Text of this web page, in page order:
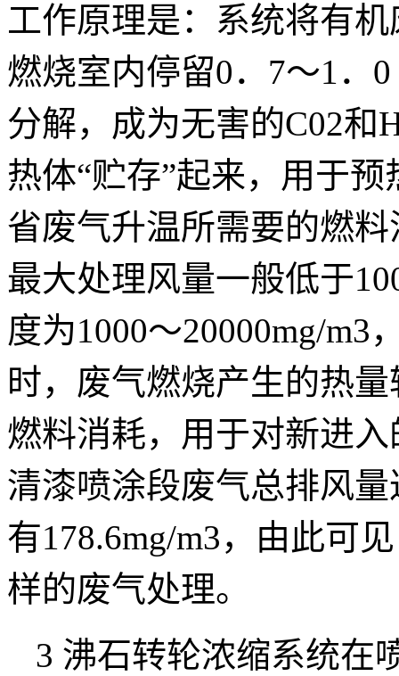
工作原理是：系统将有
燃烧室内停留0．7～1．
分解，成为无害的C02和
热体“贮存”起来，用于
省废气升温所需要的燃
最大处理风量一般低于
度为1000～20000mg/m3
时，废气燃烧产生的热
燃料消耗，用于对新进
清漆喷涂段废气总排风量
有178.6mg/m3，由此可
样的废气处理。
3 沸石转轮浓缩系统在